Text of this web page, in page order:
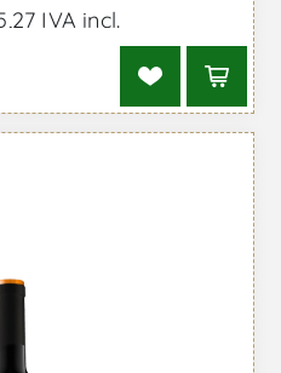
IVA incl.